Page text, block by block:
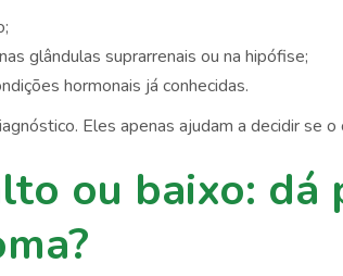
glândulas suprarrenais ou na hipófise;
hormonais já conhecidas.
Eles apenas ajudam a decidir se
ou baixo: dá